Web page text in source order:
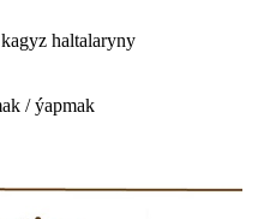
haltalaryny
/ ýapmak